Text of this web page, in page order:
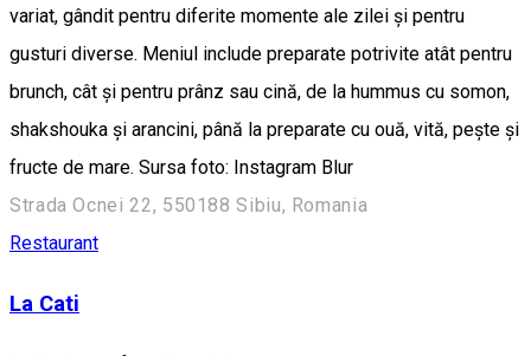
variat, gândit pentru diferite momente ale zilei și pentru
gusturi diverse. Meniul include preparate potrivite atât pentru
brunch, cât și pentru prânz sau cină, de la hummus cu somon,
shakshouka și arancini, până la preparate cu ouă, vită, pește și
fructe de mare. Sursa foto: Instagram Blur
Strada Ocnei 22, 550188 Sibiu, Romania
Restaurant
La Cati